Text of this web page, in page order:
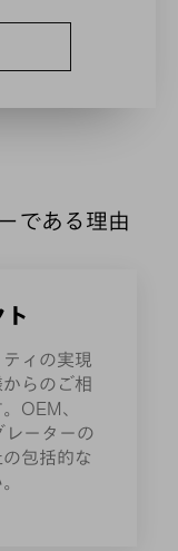
である理由
ィの実現
らのご相
OEM、
レーターの
包括的な